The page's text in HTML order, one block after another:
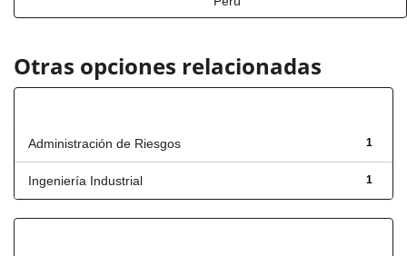
Otras opciones relacionadas
1
Administración de Riesgos
1
Ingeniería Industrial